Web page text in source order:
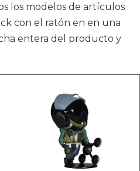
los modelos de artículos
con el ratón en en una
entera del producto y